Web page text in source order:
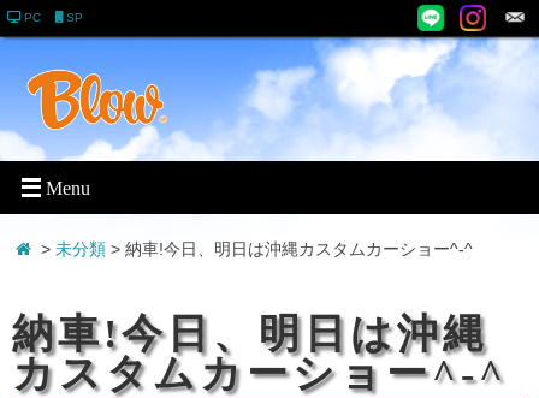
PC SP
> 未分類> 納車!今日、明日は沖縄カスタムカーショー^-^
納車!今日、明日は沖縄
カスタムカーショー^-^